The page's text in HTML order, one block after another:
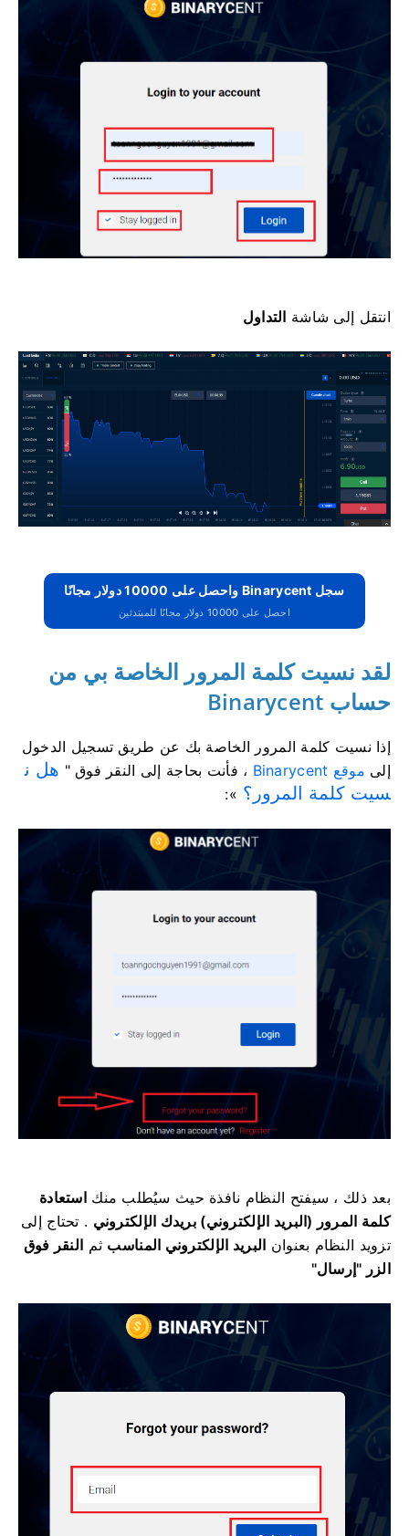
انتقل إلى شاشة التداول
سجل Binarycent واحصل على 10000 دولار مجانًا
احصل على 10000 دولار مجانًا للمبتدئين
لقد نسيت كلمة المرور الخاصة بي من
حساب Binarycent
إذا نسيت كلمة المرور الخاصة بك عن طريق تسجيل الدخول
إلى موقع Binarycent ، فأنت بحاجة إلى النقر فوق " هل ن
سيت كلمة المرور؟ »:
بعد ذلك ، سيفتح النظام نافذة حيث سيُطلب منكاستعادة
كلمة المرور (البريد الإلكتروني) بريدك الإلكتروني . تحتاج إلى
تزويد النظام بعنوان البريد الإلكتروني المناسب ثم النقر فوق
الزر "إرسال"